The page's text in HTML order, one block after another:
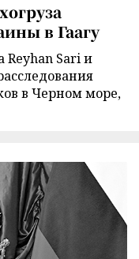
в Гаагу
Reyhan Sari и
в Черном море,